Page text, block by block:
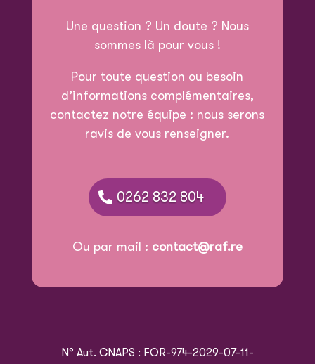
Une question ? Un doute ? Nous
sommes là pour vous !
Pour toute question ou besoin
d’informations complémentaires,
contactez notre équipe : nous serons
ravis de vous renseigner.
0262 832 804
Ou par mail : contact@raf.re
N° Aut. CNAPS : FOR-974-2029-07-11-